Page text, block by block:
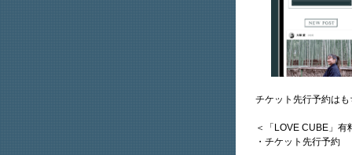
チケット先行予約は
＜「LOVE CUBE」有
・チケット先行予約